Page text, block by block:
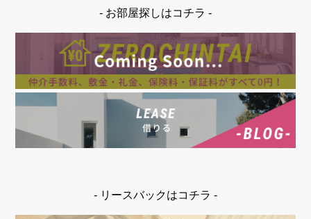
- お部屋探しはコチラ -
- リースバックはコチラ -